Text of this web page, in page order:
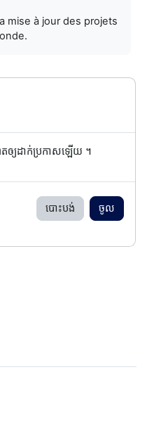
mise à jour des projets
ឲ្យដាក់ប្រកាសឡើយ ។
បោះបង់ ចូល